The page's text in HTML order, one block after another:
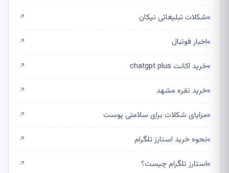
شکلات تبلیغاتی نیکان ↗
اخبار فوتبال ↗
خرید اکانت chatgpt plus ↗
خرید نقره مشهد ↗
مزایای شکلات برای سلامتی پوست ↗
نحوه خرید استارز تلگرام ↗
استارز تلگرام چیست؟ ↗